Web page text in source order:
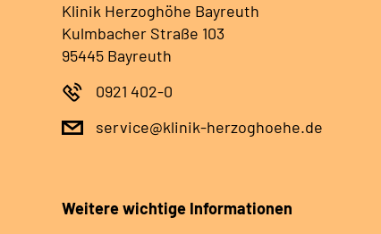
Klinik Herzoghöhe Bayreuth
Kulmbacher Straße 103
95445 Bayreuth
0921 402-0
service@klinik-herzoghoehe.de
Weitere wichtige Informationen